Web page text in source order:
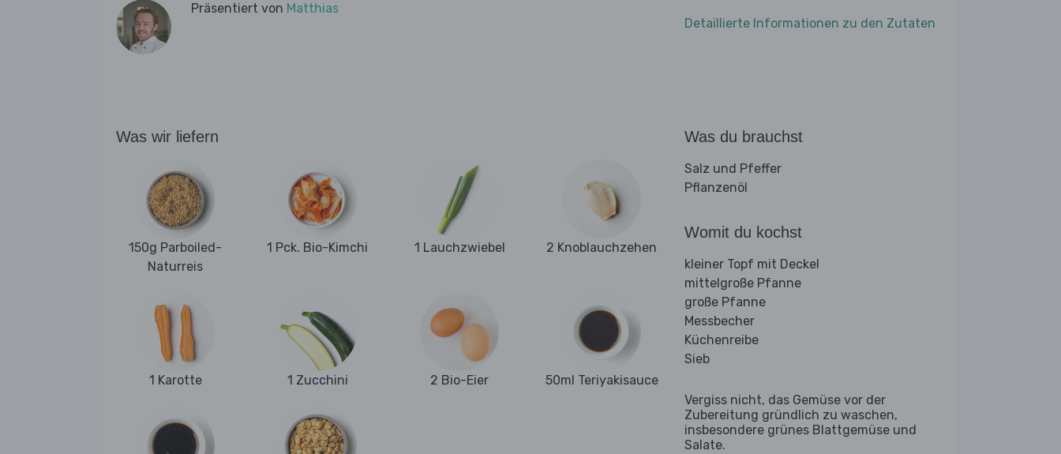
Präsentiert von Matthias
Detaillierte Informationen zu den Zutaten
Was wir liefern
150g Parboiled-
Naturreis
1 Pck. Bio-Kimchi 1 Lauchzwiebel 2 Knoblauchzehen
1 Karotte 1 Zucchini 2 Bio-Eier 50ml Teriyakisauce
Was du brauchst
Salz und Pfeffer
Pflanzenöl
Womit du kochst
kleiner Topf mit Deckel
mittelgroße Pfanne
große Pfanne
Messbecher
Küchenreibe
Sieb
Vergiss nicht, das Gemüse vor der
Zubereitung gründlich zu waschen,
insbesondere grünes Blattgemüse und
Salate.